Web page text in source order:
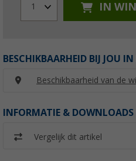
1 IN
BESCHIKBAARHEID BIJ JOU
Beschikbaarheid van de
INFORMATIE & DOWNLOADS
Vergelijk dit artikel